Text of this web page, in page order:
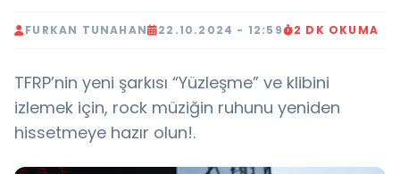
FURKAN TUNAHAN 22.10.2024 - 12:59 2 DK OKUMA
TFRP’nin yeni şarkısı “Yüzleşme” ve klibini
izlemek için, rock müziğin ruhunu yeniden
hissetmeye hazır olun!.